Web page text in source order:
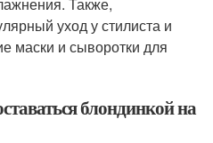
уход у стилиста и
маски и сыворотки для
блондинкой на